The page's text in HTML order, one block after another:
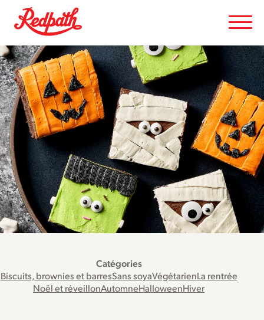
Catégories
Biscuits, brownies et barresSans soyaVégétarienLa rentrée
Noël et réveillonAutomneHalloweenHiver